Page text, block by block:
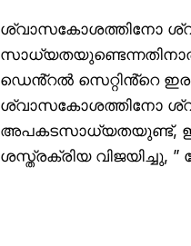
ശ്വാസകോശത്തിനോ
ഡെൻ്റൽ സെറ്റിൻ്റെ
ശ്വാസകോശത്തിനോ
അപകടസാധ്യതയുണ്ട്, ഇത്
ശസ്ത്രക്രിയ വിജയിച്ചു,